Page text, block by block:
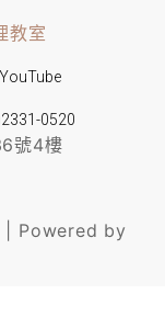
教室
YouTube
0520
號4樓
Powered by